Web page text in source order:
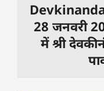
28 जनवरी
में श्री